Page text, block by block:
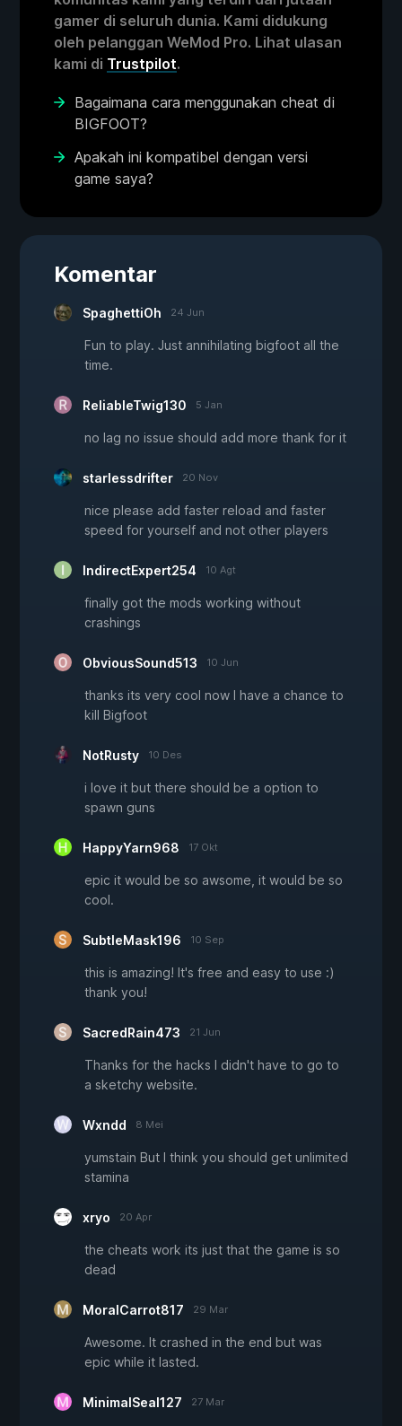
gamer di seluruh dunia. Kami didukung
oleh pelanggan WeMod Pro. Lihat ulasan
kami di Trustpilot.
Bagaimana cara menggunakan cheat di
BIGFOOT?
Apakah ini kompatibel dengan versi
game saya?
Komentar
SpaghettiOh 24 Jun
Fun to play. Just annihilating bigfoot all the
time.
ReliableTwig130 5 Jan
no lag no issue should add more thank for it
starlessdrifter 20 Nov
nice please add faster reload and faster
speed for yourself and not other players
IndirectExpert254 10 Agt
finally got the mods working without
crashings
ObviousSound513 10 Jun
thanks its very cool now I have a chance to
kill Bigfoot
NotRusty 10 Des
i love it but there should be a option to
spawn guns
HappyYarn968 17 Okt
epic it would be so awsome, it would be so
cool.
SubtleMask196 10 Sep
this is amazing! It's free and easy to use :)
thank you!
SacredRain473 21 Jun
Thanks for the hacks I didn't have to go to
a sketchy website.
Wxndd 8 Mei
yumstain But I think you should get unlimited
stamina
xryo 20 Apr
the cheats work its just that the game is so
dead
MoralCarrot817 29 Mar
Awesome. It crashed in the end but was
epic while it lasted.
MinimalSeal127 27 Mar